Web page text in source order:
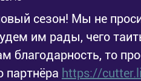
сезон! Мы не
им рады, чего
благодарность, то
партнёра https://